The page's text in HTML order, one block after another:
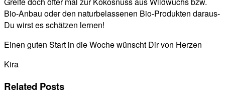
Bio-Anbau oder den naturbelassenen Bio-Produkten daraus-
Du wirst es schätzen lernen!
Einen guten Start in die Woche wünscht Dir von Herzen
Kira
Related Posts